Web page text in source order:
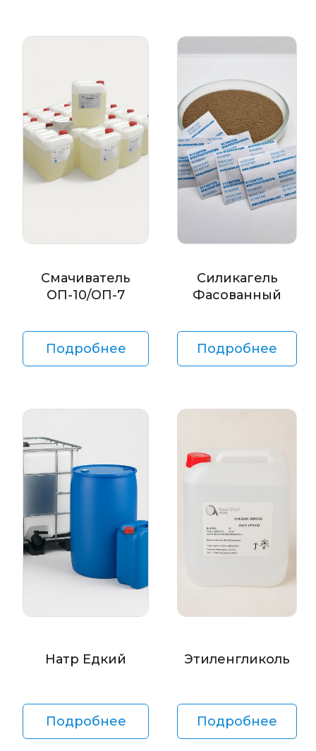
Смачиватель
ОП-10/ОП-7
Подробнее
Силикагель
Фасованный
Подробнее
Натр Едкий
Подробнее
Этиленгликоль
Подробнее